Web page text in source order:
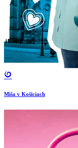
Miša v Košiciach